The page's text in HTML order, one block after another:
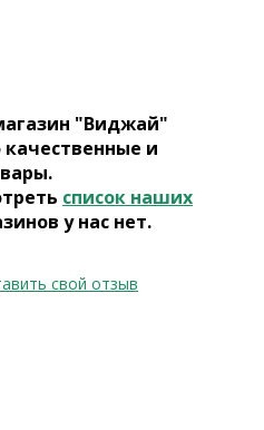
"Виджай"
и
список наших
у нас нет.
свой отзыв